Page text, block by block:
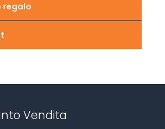
regalo
Vendita